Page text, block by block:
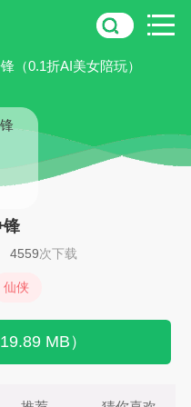
（0.1折AI美女陪玩）
锋
4559次下载
仙侠
MB）